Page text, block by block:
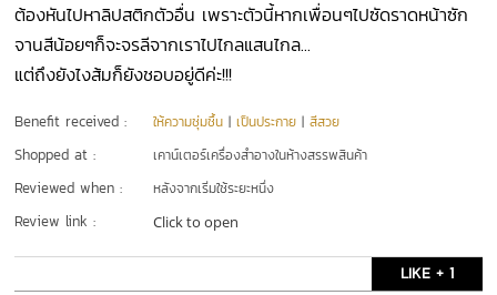
ต้องหันไปหาลิปสติกตัวอื่น เพราะตัวนี้หากเพื่อนๆไปซัดราดหน้าซัก
จานสีน้อยๆก็จะจรลีจากเราไปไกลแสนไกล...
แต่ถึงยังไงส้มก็ยังชอบอยู่ดีค่ะ!!!
Benefit received : ให้ความชุ่มชื้น |เป็นประกาย |สีสวย
Shopped at : เคาน์เตอร์เครื่องสำอางในห้างสรรพสินค้า
Reviewed when : หลังจากเริ่มใช้ระยะหนึ่ง
Review link : Click to open
LIKE + 1